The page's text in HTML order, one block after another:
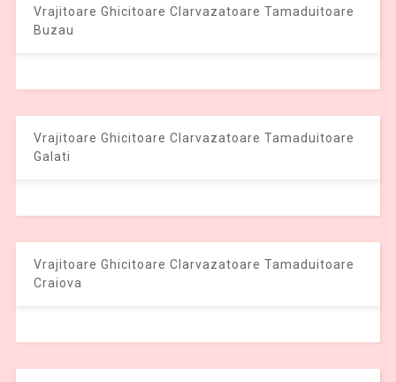
Vrajitoare Ghicitoare Clarvazatoare Tamaduitoare
Buzau
Vrajitoare Ghicitoare Clarvazatoare Tamaduitoare
Galati
Vrajitoare Ghicitoare Clarvazatoare Tamaduitoare
Craiova